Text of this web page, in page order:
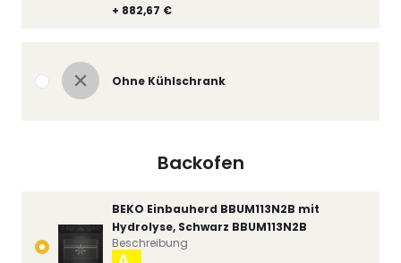
+ 882,67 €
Ohne Kühlschrank
Backofen
BEKO Einbauherd BBUM113N2B mit
Hydrolyse, Schwarz BBUM113N2B
Beschreibung